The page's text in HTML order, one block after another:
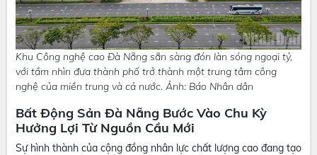
Khu Công nghệ cao Đà Nẵng sẵn sàng đón làn sóng ngoại tỷ,
với tầm nhìn đưa thành phố trở thành một trung tâm công
nghệ của miền trung và cả nước. Ảnh: Báo Nhân dân
Bất Động Sản Đà Nẵng Bước Vào Chu Kỳ
Hưởng Lợi Từ Nguồn Cầu Mới
Sự hình thành của cộng đồng nhân lực chất lượng cao đang tạo